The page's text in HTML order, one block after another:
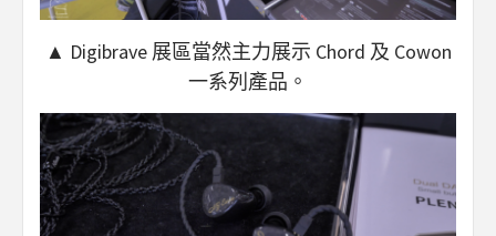
▲ Digibrave 展區當然主力展示 Chord 及 Cowon
一系列產品。